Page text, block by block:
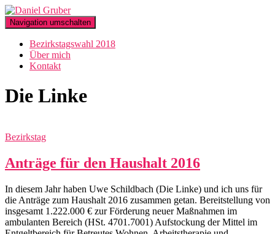
Navigation umschalten
Bezirkstagswahl 2018
Über mich
Kontakt
Die Linke
Bezirkstag
Anträge für den Haushalt 2016
In diesem Jahr haben Uwe Schildbach (Die Linke) und ich uns für
die Anträge zum Haushalt 2016 zusammen getan. Bereitstellung von
insgesamt 1.222.000 € zur Förderung neuer Maßnahmen im
ambulanten Bereich (HSt. 4701.7001) Aufstockung der Mittel im